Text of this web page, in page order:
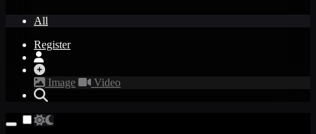
All
Register
Image Video